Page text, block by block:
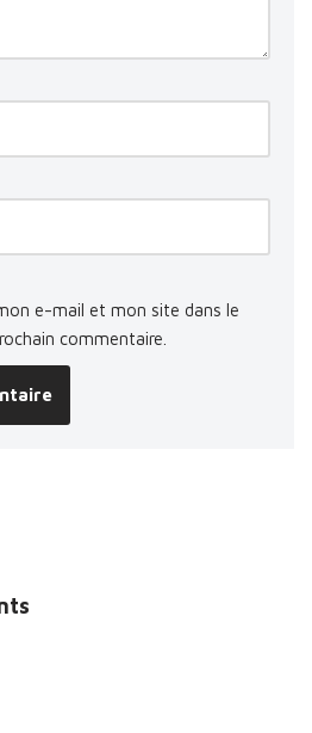
e-mail et mon site dans le
commentaire.